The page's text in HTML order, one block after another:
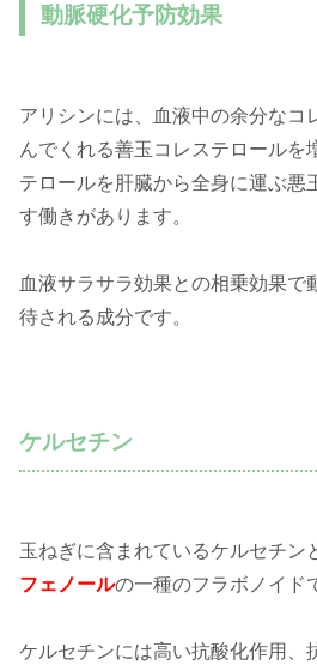
動脈硬化予防効果
アリシンには、血液中の余分なコ
んでくれる善玉コレステロールを
テロールを肝臓から全身に運ぶ悪
す働きがあります。
血液サラサラ効果との相乗効果で
待される成分です。
ケルセチン
玉ねぎに含まれているケルセチン
フェノールの一種のフラボノイド
ケルセチンには高い抗酸化作用、